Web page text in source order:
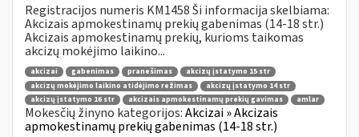
Registracijos numeris KM1458 Ši informacija skelbiama:
Akcizais apmokestinamų prekių gabenimas (14-18 str.)
Akcizais apmokestinamų prekių, kurioms taikomas
akcizų mokėjimo laikino...
akcizai gabenimas pranešimas
akcizų įstatymo 15 str
akcizų mokėjimo laikino atidėjimo režimas
akcizų įstatymo 14 str
akcizų įstatymo 16 str
akcizais apmokestinamų prekių gavimas amlar
Mokesčių žinyno kategorijos:Akcizai » Akcizais
apmokestinamų prekių gabenimas (14-18 str.)